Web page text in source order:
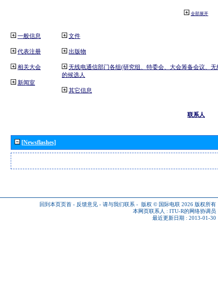
全部展开
一般信息
代表注册
相关大会
新闻室
文件
出版物
无线电通信部门各组(研究组、特委会、大会筹备会议、
的候选人
其它信息
联系人
[Newsflashes]
回到本页页首 - 反馈意见 - 请与我们联系 - 版权 © 国际电联 2026 版权所有
本网页联系人 : ITU-R的网络协调员
最近更新日期 : 2013-01-30